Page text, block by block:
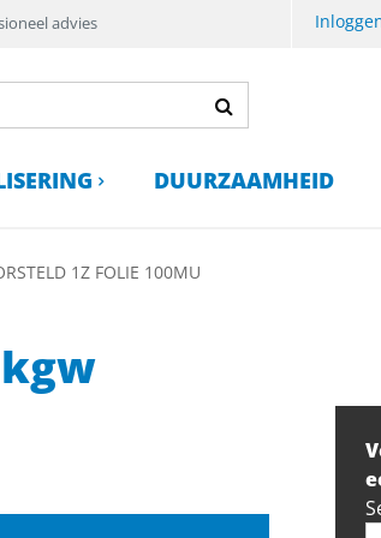
advies
DUURZAAMHEID
1Z FOLIE 100MU